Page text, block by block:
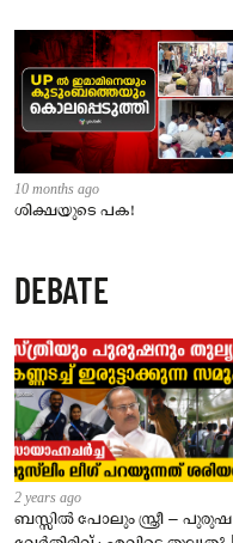
10 months ago
ശിക്ഷയുടെ പക!
DEBATE
2 years ago
ബസ്സിൽ പോലും സ്ത്രീ – പുരുഷ